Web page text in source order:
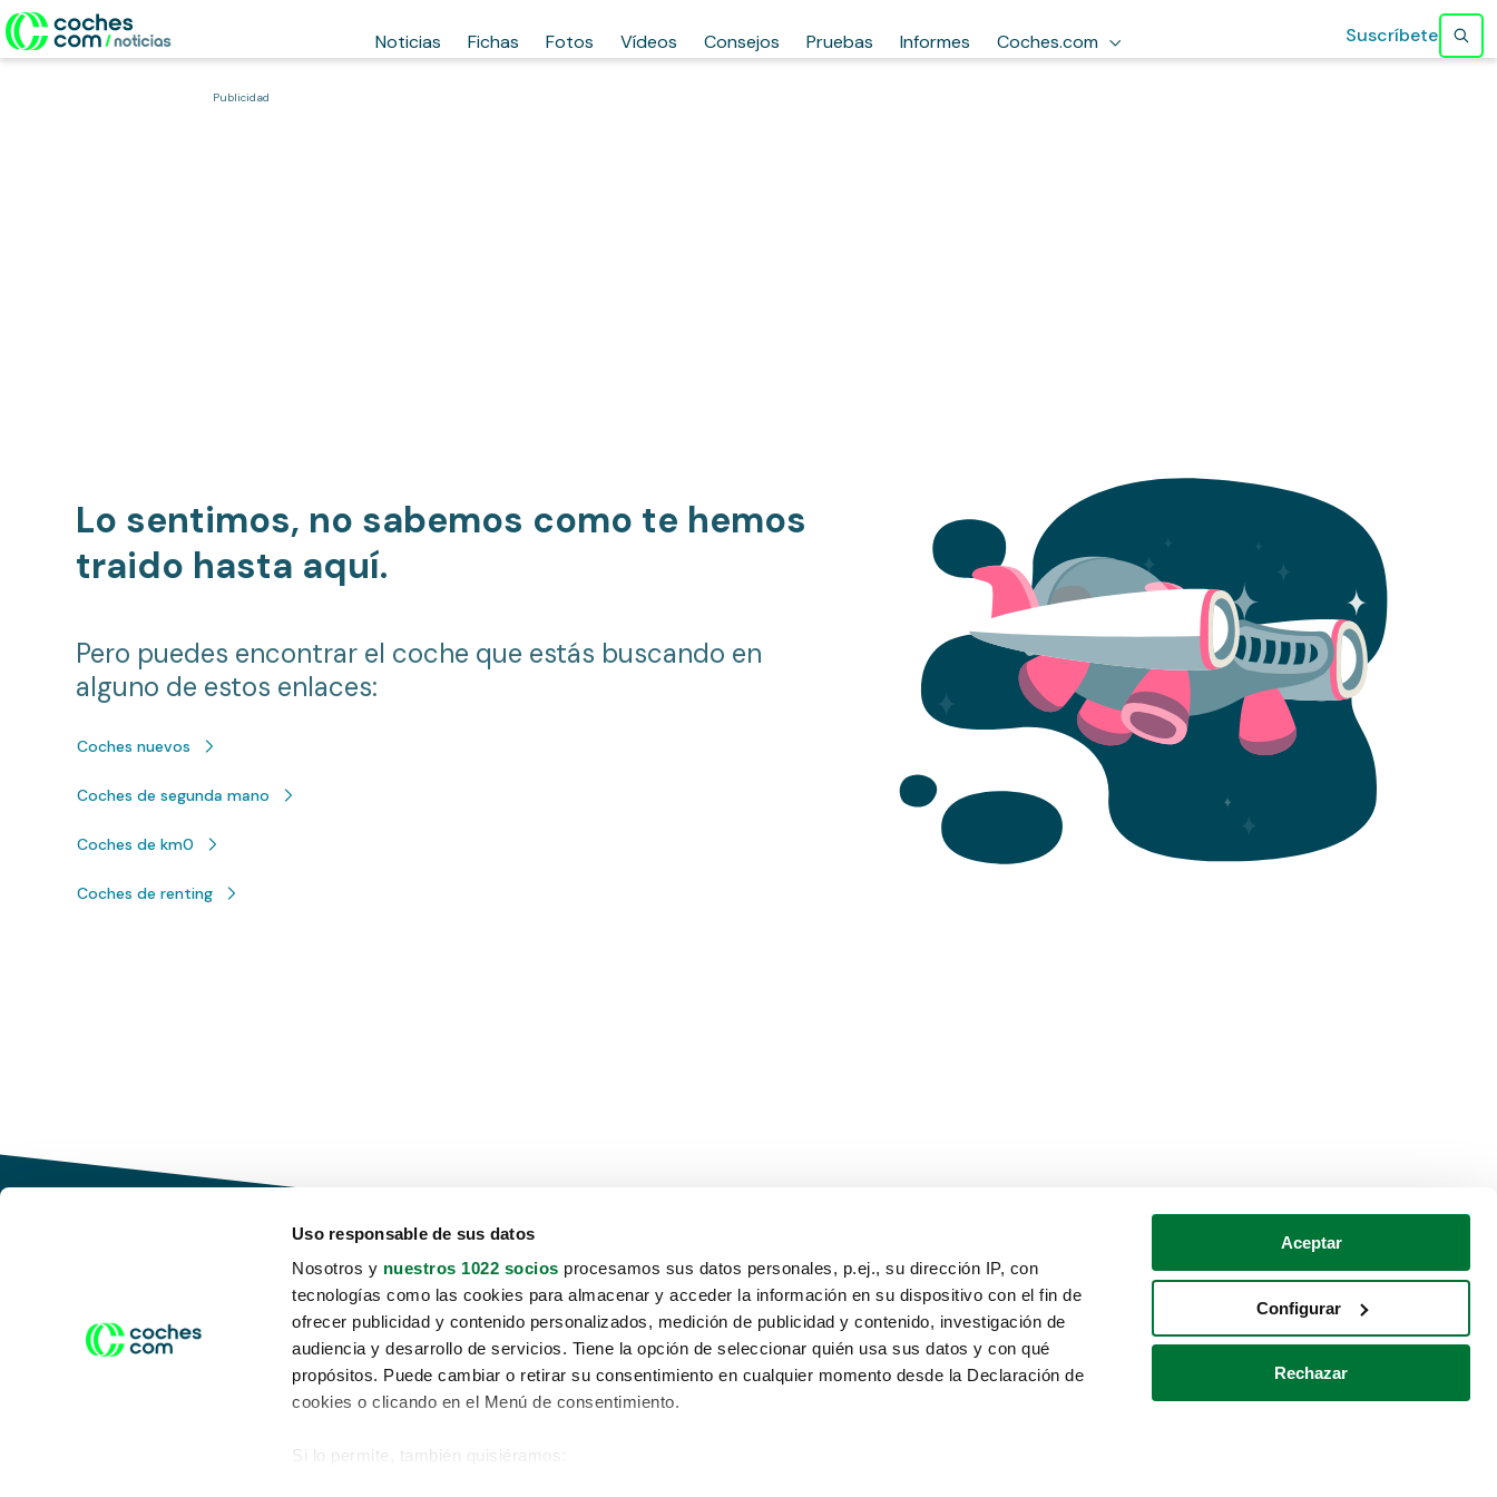
Uso responsable de sus datos
Nosotros y nuestros 1022 socios procesamos sus datos personales, p.ej., su dirección IP, con
tecnologías como las cookies para almacenar y acceder la información en su dispositivo con el fin de
ofrecer publicidad y contenido personalizados, medición de publicidad y contenido, investigación de
audiencia y desarrollo de servicios. Tiene la opción de seleccionar quién usa sus datos y con qué
propósitos. Puede cambiar o retirar su consentimiento en cualquier momento desde la Declaración de
cookies o clicando en el Menú de consentimiento.
Si lo permite, también quisiéramos:
Aceptar
Configurar
Rechazar
Noticias Fichas Fotos Vídeos Consejos Pruebas Informes Coches.com Suscríbete
Publicidad
Lo sentimos, no sabemos como te hemos
traido hasta aquí.
Pero puedes encontrar el coche que estás buscando en
alguno de estos enlaces:
Coches nuevos
Coches de segunda mano
Coches de km0
Coches de renting
Conduce tu futuro,
desata tu movilidad